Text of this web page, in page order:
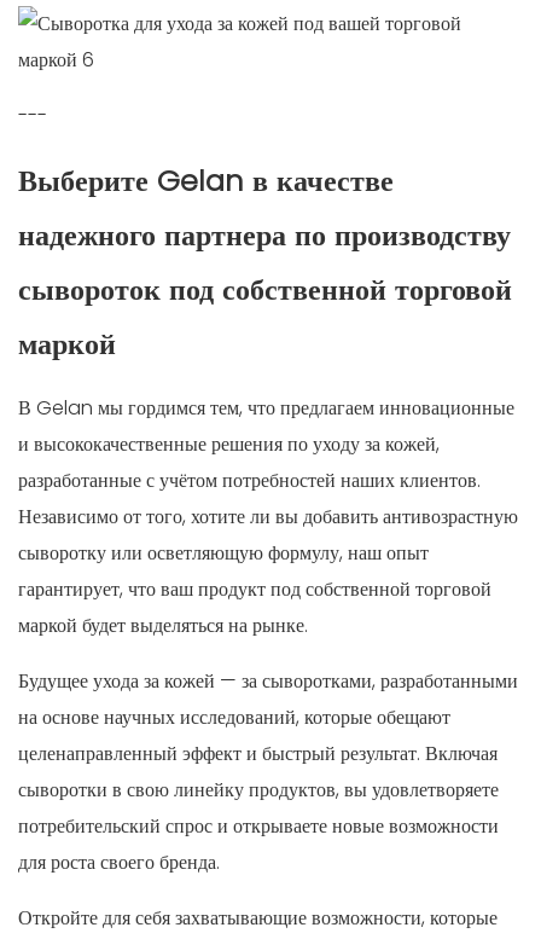
---
Выберите Gelan в качестве
надежного партнера по производству
сывороток под собственной торговой
маркой
В Gelan мы гордимся тем, что предлагаем инновационные
и высококачественные решения по уходу за кожей,
разработанные с учётом потребностей наших клиентов.
Независимо от того, хотите ли вы добавить антивозрастную
сыворотку или осветляющую формулу, наш опыт
гарантирует, что ваш продукт под собственной торговой
маркой будет выделяться на рынке.
Будущее ухода за кожей — за сыворотками, разработанными
на основе научных исследований, которые обещают
целенаправленный эффект и быстрый результат. Включая
сыворотки в свою линейку продуктов, вы удовлетворяете
потребительский спрос и открываете новые возможности
для роста своего бренда.
Откройте для себя захватывающие возможности, которые